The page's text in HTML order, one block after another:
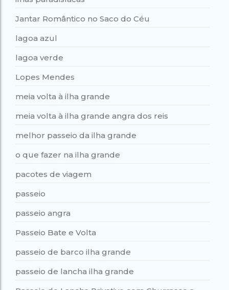
Jantar Romântico no Saco do Céu
lagoa azul
lagoa verde
Lopes Mendes
meia volta à ilha grande
meia volta à ilha grande angra dos reis
melhor passeio da ilha grande
o que fazer na ilha grande
pacotes de viagem
passeio
passeio angra
Passeio Bate e Volta
passeio de barco ilha grande
passeio de lancha ilha grande